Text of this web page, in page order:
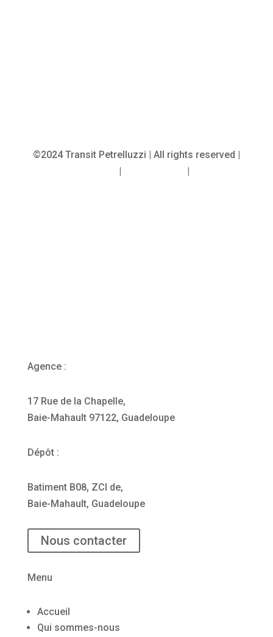
©2024 Transit Petrelluzzi | All rights reserved |
Agence :
17 Rue de la Chapelle,
Baie-Mahault 97122, Guadeloupe
Dépôt :
Batiment B08, ZCI de,
Baie-Mahault, Guadeloupe
Nous contacter
Menu
Accueil
Qui sommes-nous